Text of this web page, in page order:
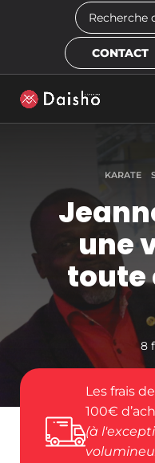
Skip to main content
CONTACT
KARATE
une
toute
8
Les frais
100€
(à